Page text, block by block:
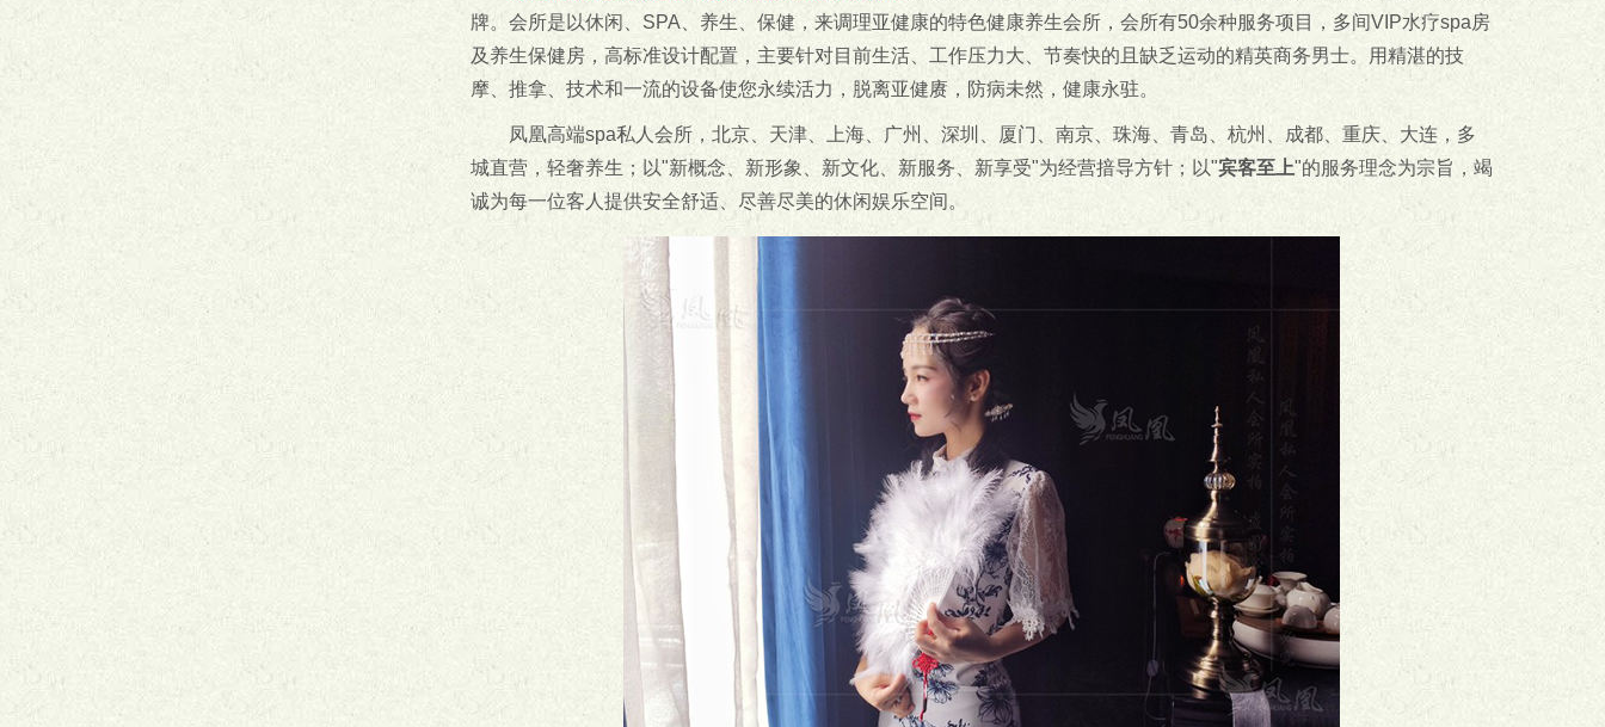
牌。会所是以休闲、SPA、养生、保健，来调理亚健康的特色健康养生会所，会所有50余种服务项目，多间VIP水疗spa房
及养生保健房，高标准设计配置，主要针对目前生活、工作压力大、节奏快的且缺乏运动的精英商务男士。用精湛的技
摩、推拿、技术和一流的设备使您永续活力，脱离亚健赓，防病未然，健康永驻。
凤凰高端spa私人会所，北京、天津、上海、广州、深圳、厦门、南京、珠海、青岛、杭州、成都、重庆、大连，多
城直营，轻奢养生；以"新概念、新形象、新文化、新服务、新享受"为经营揞导方针；以"宾客至上"的服务理念为宗旨，竭
诚为每一位客人提供安全舒适、尽善尽美的休闲娱乐空间。